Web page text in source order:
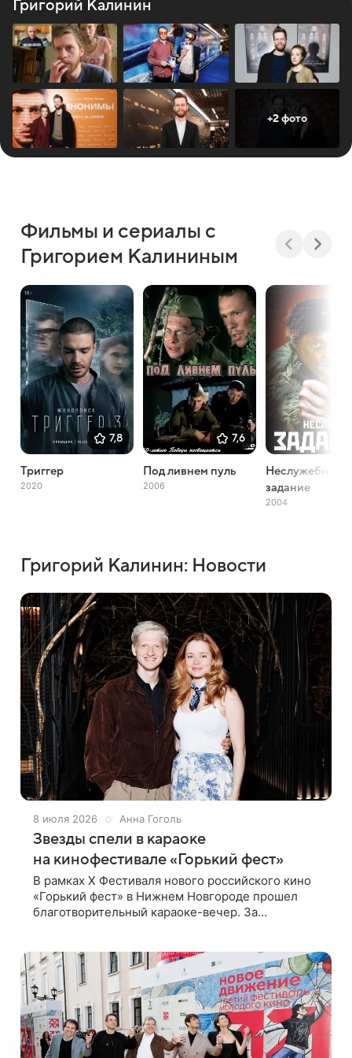
Григорий Калинин
+2 фото
Фильмы и сериалы с
Григорием Калининым
7,8
Триггер
2020
7,6
Под ливнем пуль
2006
Неслужебное
задание
2004
Григорий Калинин: Новости
8 июля 2026 Анна Гоголь
Звезды спели в караоке
на кинофестивале «Горький фест»
В рамках X Фестиваля нового российского кино
«Горький фест» в Нижнем Новгороде прошел
благотворительный караоке-вечер. За